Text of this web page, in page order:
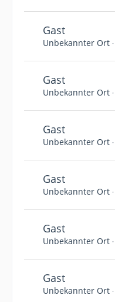
Gast
Unbekannter Ort
Gast
Unbekannter Ort
Gast
Unbekannter Ort
Gast
Unbekannter Ort
Gast
Unbekannter Ort
Gast
Unbekannter Ort